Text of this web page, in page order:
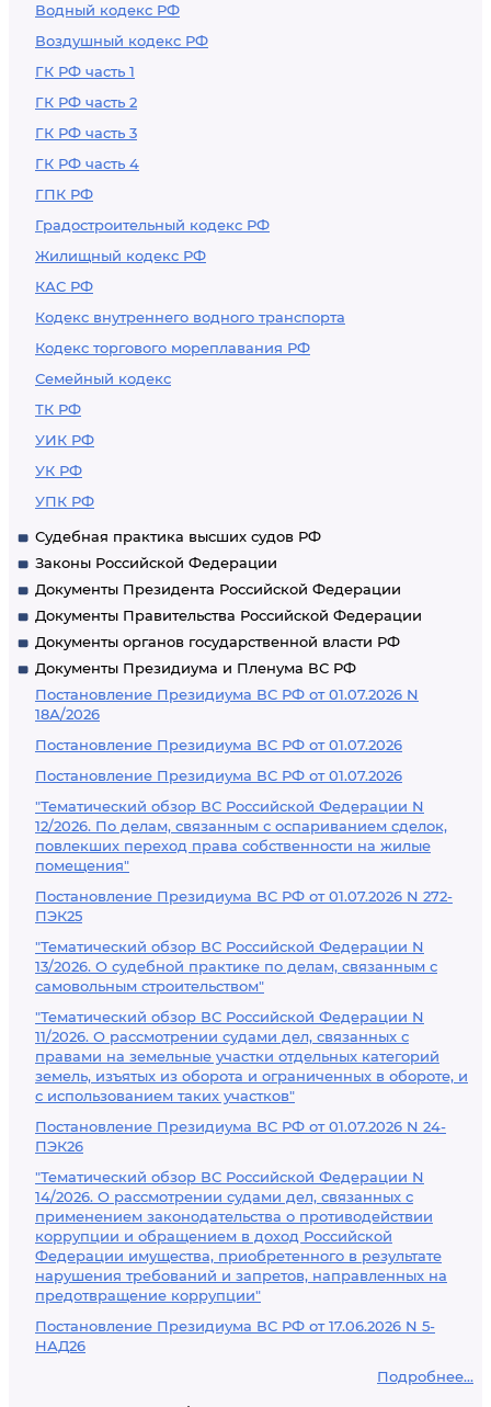
Водный кодекс РФ
Воздушный кодекс РФ
ГК РФ часть 1
ГК РФ часть 2
ГК РФ часть 3
ГК РФ часть 4
ГПК РФ
Градостроительный кодекс РФ
Жилищный кодекс РФ
КАС РФ
Кодекс внутреннего водного транспорта
Кодекс торгового мореплавания РФ
Семейный кодекс
ТК РФ
УИК РФ
УК РФ
УПК РФ
Судебная практика высших судов РФ
Законы Российской Федерации
Документы Президента Российской Федерации
Документы Правительства Российской Федерации
Документы органов государственной власти РФ
Документы Президиума и Пленума ВС РФ
Постановление Президиума ВС РФ от 01.07.2026 N
18А/2026
Постановление Президиума ВС РФ от 01.07.2026
Постановление Президиума ВС РФ от 01.07.2026
"Тематический обзор ВС Российской Федерации N
12/2026. По делам, связанным с оспариванием сделок,
повлекших переход права собственности на жилые
помещения"
Постановление Президиума ВС РФ от 01.07.2026 N 272-
ПЭК25
"Тематический обзор ВС Российской Федерации N
13/2026. О судебной практике по делам, связанным с
самовольным строительством"
"Тематический обзор ВС Российской Федерации N
11/2026. О рассмотрении судами дел, связанных с
правами на земельные участки отдельных категорий
земель, изъятых из оборота и ограниченных в обороте, и
с использованием таких участков"
Постановление Президиума ВС РФ от 01.07.2026 N 24-
ПЭК26
"Тематический обзор ВС Российской Федерации N
14/2026. О рассмотрении судами дел, связанных с
применением законодательства о противодействии
коррупции и обращением в доход Российской
Федерации имущества, приобретенного в результате
нарушения требований и запретов, направленных на
предотвращение коррупции"
Постановление Президиума ВС РФ от 17.06.2026 N 5-
НАД26
Подробнее...